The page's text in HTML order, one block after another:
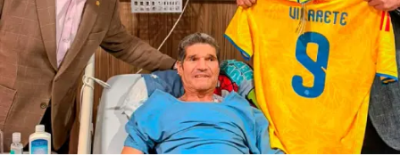
Energía
share
Colombia